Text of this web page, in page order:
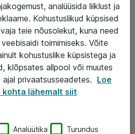
analüüsida liiklust ja
Kohustuslikud küpsised
teie nõusolekut, kuna need
toimimiseks. Võite
kohustuslike küpsistega ja
klõpsates allpool või muutes
privaatsusseadetes. Loe
kohta lähemalt siit
Analüütika Turundus